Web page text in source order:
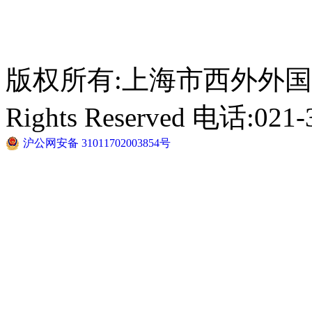
版权所有:上海市西外外
Rights Reserved 电话
沪公网安备 31011702003854号